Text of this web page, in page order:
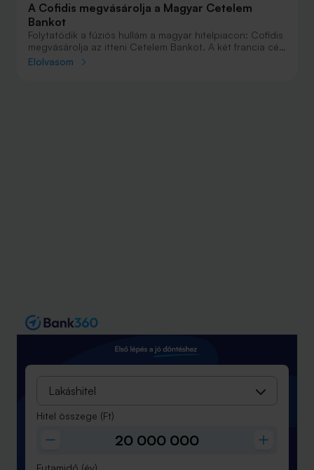
A Cofidis megvásárolja a Magyar Cetelem
Bankot
Folytatódik a fúziós hullám a magyar hitelpiacon: Cofidis
megvásárolja az itteni Cetelem Bankot. A két francia cég
üzlete különösen az áruvásárlási hitelekben jelent majd
Elolvasom
Lakáshitel
Hitel összege (Ft)
Futamidő (év)